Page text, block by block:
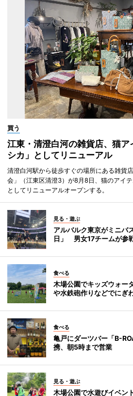
買う
江東・清澄白河の雑貨店、猫ア
シカ」としてリニューアル
清澄白河駅から徒歩すぐの場所にある雑貨
会」（江東区清澄3）が8月8日、猫のアイテ
としてリニューアルオープンする。
見る・遊ぶ
アルバルク東京がミニバ
日」 男女17チームが参
食べる
木場公園でキッズウォ
や水鉄砲作りなどでにぎ
食べる
亀戸にダーツバー「B-
携、朝5時まで営業
見る・遊ぶ
木場公園で水遊びイベ